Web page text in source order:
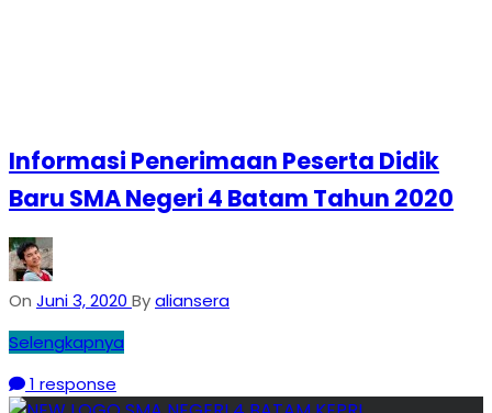
Informasi Penerimaan Peserta Didik
Baru SMA Negeri 4 Batam Tahun 2020
On Juni 3, 2020 Byaliansera
Selengkapnya
1 response